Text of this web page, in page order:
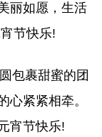
丽如愿，生活
节快乐!
包裹甜蜜的团
心紧紧相牵。
宵节快乐!